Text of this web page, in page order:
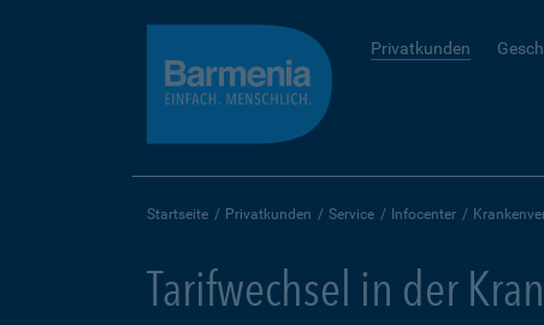
Privatkunden
Startseite Privatkunden Service Infocenter
Tarifwechsel in der